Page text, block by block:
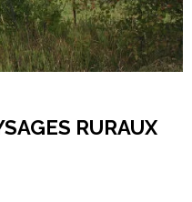
RURAUX